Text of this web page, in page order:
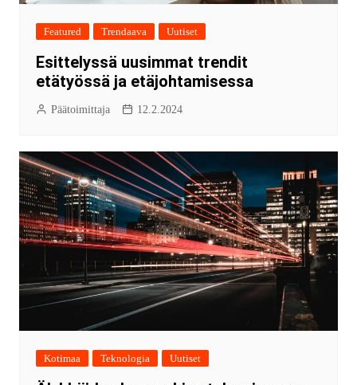
Featured Trendaava Uutiset
Esittelyssä uusimmat trendit
etätyössä ja etäjohtamisessa
Päätoimittaja 12.2.2024
Kotimaa Teknologia Uutiset